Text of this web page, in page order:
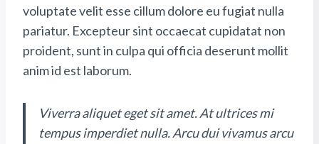
voluptate velit esse cillum dolore eu fugiat nulla
pariatur. Excepteur sint occaecat cupidatat non
proident, sunt in culpa qui officia deserunt mollit
anim id est laborum.
Viverra aliquet eget sit amet. At ultrices mi
tempus imperdiet nulla. Arcu dui vivamus arcu